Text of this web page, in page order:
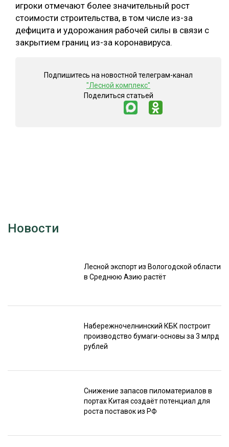
игроки отмечают более значительный рост
стоимости строительства, в том числе из-за
дефицита и удорожания рабочей силы в связи с
закрытием границ из-за коронавируса.
Подпишитесь на новостной телеграм-канал
"Лесной комплекс"
Поделиться статьей
Новости
Лесной экспорт из Вологодской области
в Среднюю Азию растёт
Набережночелнинский КБК построит
производство бумаги-основы за 3 млрд
рублей
Снижение запасов пиломатериалов в
портах Китая создаёт потенциал для
роста поставок из РФ